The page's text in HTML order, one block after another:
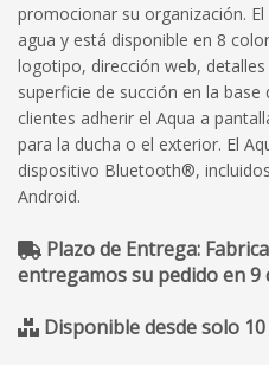
promocionar su organización.
agua y está disponible en 8
logotipo, dirección web,
superficie de succión en la
clientes adherir el Aqua a
para la ducha o el exterior. El
dispositivo Bluetooth®,
Android.
Plazo de Entrega:
entregamos su pedido en 9
Disponible desde solo